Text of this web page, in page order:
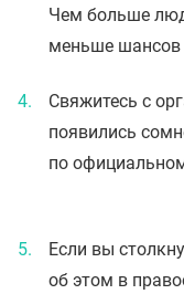
Чем больше
меньше шансов
Свяжитесь с
появились
по
Если вы
об этом в